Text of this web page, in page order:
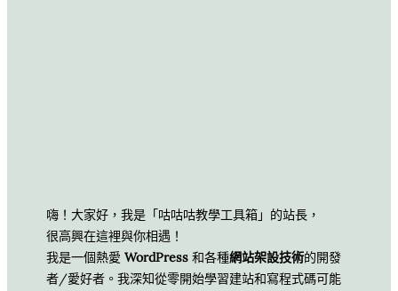
嗨！大家好，我是「咕咕咕教學工具箱」的站長，
很高興在這裡與你相遇！
我是一個熱愛 WordPress 和各種網站架設技術的開發
者/愛好者。我深知從零開始學習建站和寫程式碼可能